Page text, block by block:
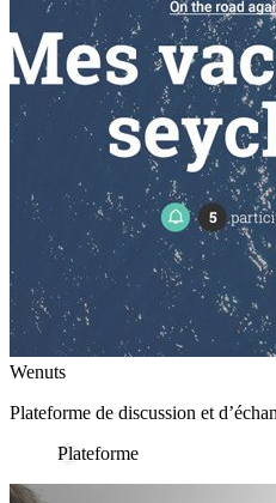
Wenuts
Plateforme de discussion et
Plateforme